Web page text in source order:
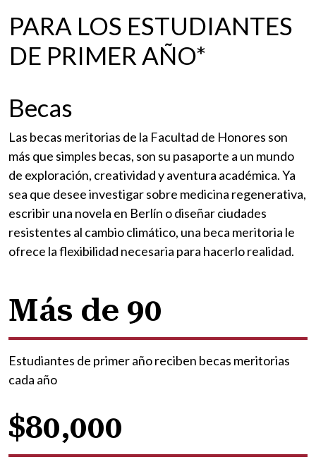
PARA LOS ESTUDIANTES
DE PRIMER AÑO*
Becas
Las becas meritorias de la Facultad de Honores son
más que simples becas, son su pasaporte a un mundo
de exploración, creatividad y aventura académica. Ya
sea que desee investigar sobre medicina regenerativa,
escribir una novela en Berlín o diseñar ciudades
resistentes al cambio climático, una beca meritoria le
ofrece la flexibilidad necesaria para hacerlo realidad.
Más de 90
Estudiantes de primer año reciben becas meritorias
cada año
$80,000